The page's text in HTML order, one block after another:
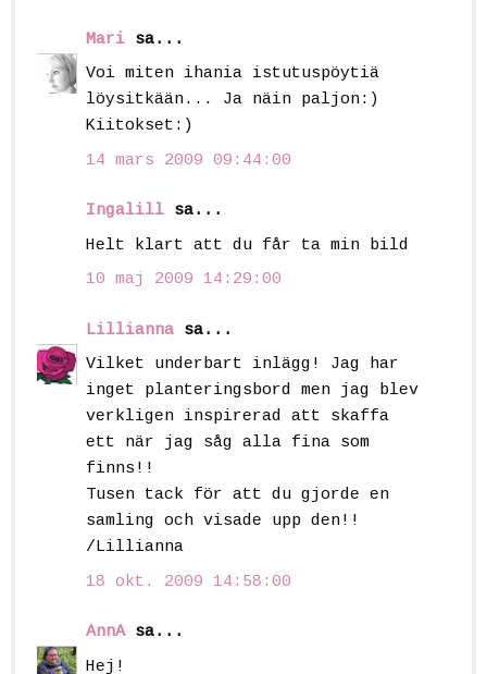
Mari sa...
Voi miten ihania istutuspöytiä
löysitkään... Ja näin paljon:)
Kiitokset:)
14 mars 2009 09:44:00
Ingalill sa...
Helt klart att du får ta min bild
10 maj 2009 14:29:00
Lillianna sa...
Vilket underbart inlägg! Jag har
inget planteringsbord men jag blev
verkligen inspirerad att skaffa
ett när jag såg alla fina som
finns!!
Tusen tack för att du gjorde en
samling och visade upp den!!
/Lillianna
18 okt. 2009 14:58:00
AnnAsa...
Hej!